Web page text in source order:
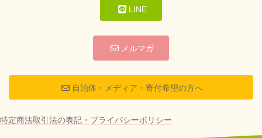
LINE
メルマガ
自治体・メディア・寄付希望の方へ
特定商法取引法の表記・プライバシーポリシー